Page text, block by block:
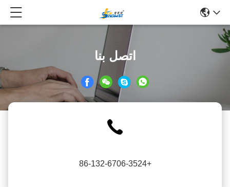
اتصل بنا
+86-132-6706-3524